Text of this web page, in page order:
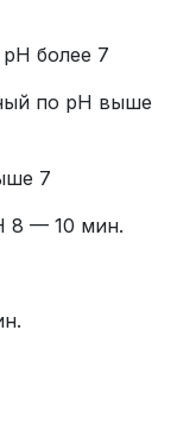
более 7
по рН выше
7
8 — 10 мин.